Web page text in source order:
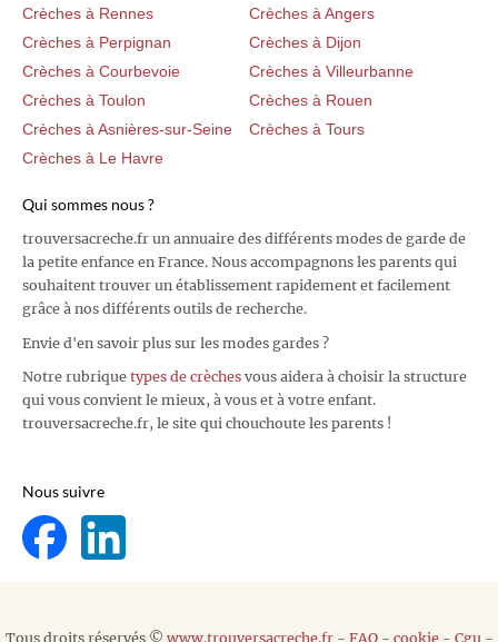
Crèches à Rennes
Crèches à Angers
Crèches à Perpignan
Crèches à Dijon
Crèches à Courbevoie
Crèches à Villeurbanne
Crèches à Toulon
Crèches à Rouen
Crèches à Asnières-sur-Seine
Crèches à Tours
Crèches à Le Havre
Qui sommes nous ?
trouversacreche.fr un annuaire des différents modes de garde de
la petite enfance en France. Nous accompagnons les parents qui
souhaitent trouver un établissement rapidement et facilement
grâce à nos différents outils de recherche.
Envie d'en savoir plus sur les modes gardes ?
Notre rubrique types de crèches vous aidera à choisir la structure
qui vous convient le mieux, à vous et à votre enfant.
trouversacreche.fr, le site qui chouchoute les parents !
Nous suivre
Tous droits réservés © www.trouversacreche.fr- FAQ- cookie- Cgu -